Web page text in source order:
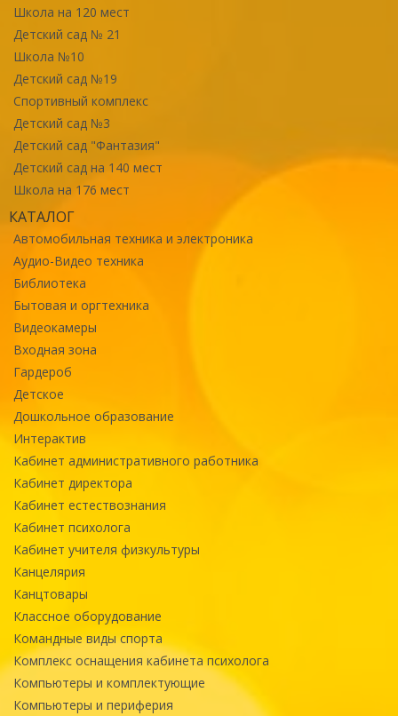
Школа на 120 мест
Детский сад № 21
Школа №10
Детский сад №19
Спортивный комплекс
Детский сад №3
Детский сад "Фантазия"
Детский сад на 140 мест
Школа на 176 мест
КАТАЛОГ
Автомобильная техника и электроника
Аудио-Видео техника
Библиотека
Бытовая и оргтехника
Видеокамеры
Входная зона
Гардероб
Детское
Дошкольное образование
Интерактив
Кабинет административного работника
Кабинет директора
Кабинет естествознания
Кабинет психолога
Кабинет учителя физкультуры
Канцелярия
Канцтовары
Классное оборудование
Командные виды спорта
Комплекс оснащения кабинета психолога
Компьютеры и комплектующие
Компьютеры и периферия